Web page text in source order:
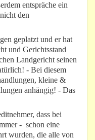
entspräche ein
den
geplatzt und er hat
und Gerichtsstand
Landgericht seinen
- Bei diesem
kleine &
anhängig! - Das
dass bei
- schon eine
wurden, die alle von